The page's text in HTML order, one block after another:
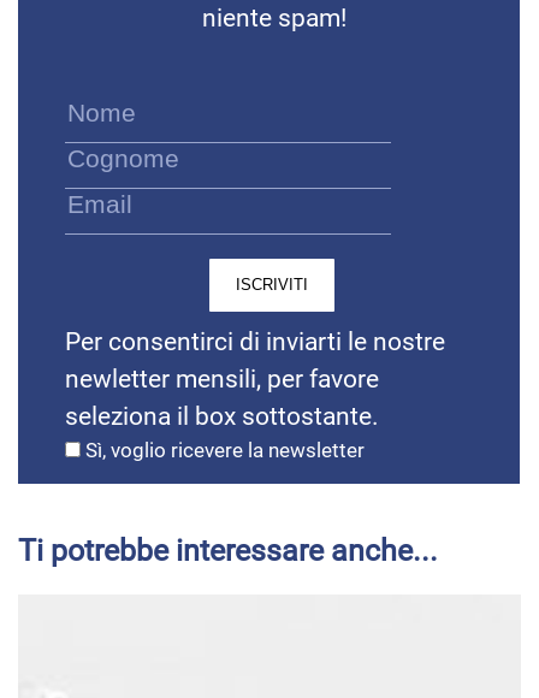
niente spam!
Per consentirci di inviarti le nostre
newletter mensili, per favore
seleziona il box sottostante.
Sì, voglio ricevere la newsletter
Ti potrebbe interessare anche...